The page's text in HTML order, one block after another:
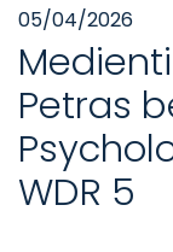
05/04/2026
Petras
WDR 5